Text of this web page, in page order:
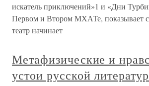
искатель приключений»1 и «Дни
Первом и Втором МХАТе, показывает с
театр начинает
Метафизические и
устои русской